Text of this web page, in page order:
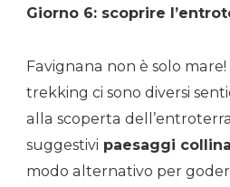
Giorno 6: scoprire
Favignana non è solo mare!
trekking ci sono diversi
alla scoperta dell’entroterra
suggestivi paesaggi
modo alternativo per